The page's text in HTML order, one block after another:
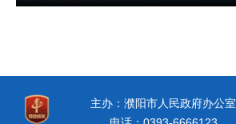
主办：濮阳市人民政府办公室